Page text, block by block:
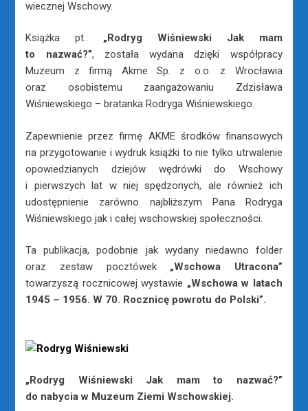
wiecznej Wschowy.
Książka pt.: „Rodryg Wiśniewski Jak mam
to nazwać?”, została wydana dzięki współpracy
Muzeum z firmą Akme Sp. z o.o. z Wrocławia
oraz osobistemu zaangażowaniu Zdzisława
Wiśniewskiego – bratanka Rodryga Wiśniewskiego.
Zapewnienie przez firmę AKME środków finansowych
na przygotowanie i wydruk książki to nie tylko utrwalenie
opowiedzianych dziejów wędrówki do Wschowy
i pierwszych lat w niej spędzonych, ale również ich
udostępnienie zarówno najbliższym Pana Rodryga
Wiśniewskiego jak i całej wschowskiej społeczności.
Ta publikacja, podobnie jak wydany niedawno folder
oraz zestaw pocztówek „Wschowa Utracona”
towarzyszą rocznicowej wystawie „Wschowa w latach
1945 – 1956. W 70. Rocznicę powrotu do Polski”.
„Rodryg Wiśniewski Jak mam to nazwać?”
do nabycia w Muzeum Ziemi Wschowskiej.